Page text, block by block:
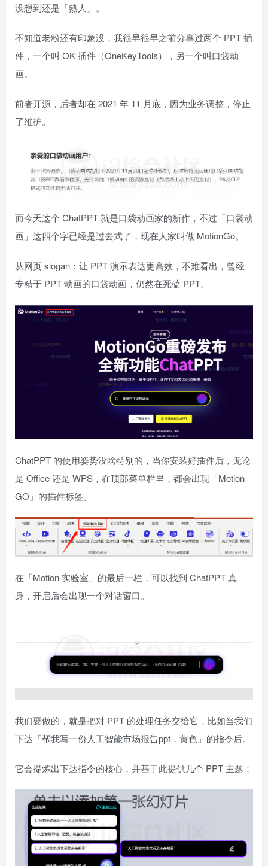
没想到还是「熟人」。
不知道老粉还有印象没，我很早很早之前分享过两个 PPT 插
件，一个叫 OK 插件（OneKeyTools），另一个叫口袋动
画。
前者开源，后者却在 2021 年 11 月底，因为业务调整，停止
了维护。
而今天这个 ChatPPT 就是口袋动画家的新作，不过「口袋动
画」这四个字已经是过去式了，现在人家叫做 MotionGo。
从网页 slogan：让 PPT 演示表达更高效，不难看出，曾经
专精于 PPT 动画的口袋动画，仍然在死磕 PPT。
ChatPPT 的使用姿势没啥特别的，当你安装好插件后，无论
是 Office 还是 WPS，在顶部菜单栏里，都会出现「Motion
GO」的插件标签。
在「Motion 实验室」的最后一栏，可以找到 ChatPPT 真
身，开启后会出现一个对话窗口。
我们要做的，就是把对 PPT 的处理任务交给它，比如当我们
下达「帮我写一份人工智能市场报告ppt，黄色」的指令后。
它会提炼出下达指令的核心，并基于此提供几个 PPT 主题：